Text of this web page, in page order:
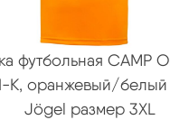
футбольная CAMP
K, оранжевый/белый
Jögel размер 3XL